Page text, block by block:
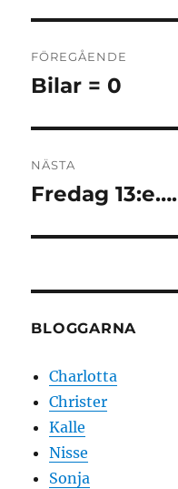
FÖREGÅENDE
Föregående
Bilar = 0
NÄSTA
Nästa
Fredag 13:e….
BLOGGARNA
Charlotta
Christer
Kalle
Nisse
Sonja